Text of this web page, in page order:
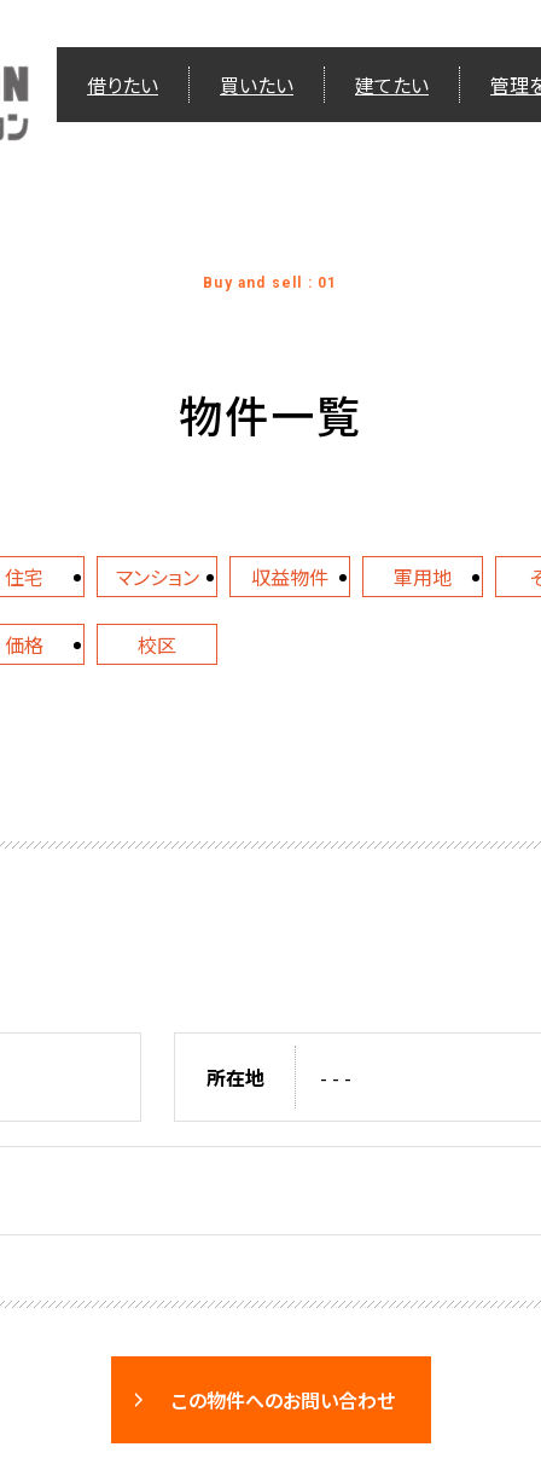
借りたい 買いたい 建てたい 管理
Buy and sell : 01
物件一覧
住宅 マンション 収益物件 軍用地
価格 校区
所在地 - - -
この物件へのお問い合わせ